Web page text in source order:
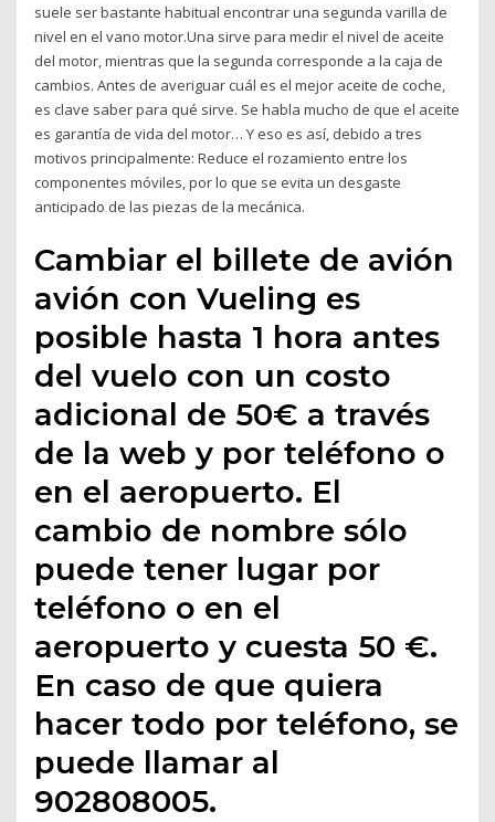
suele ser bastante habitual encontrar una segunda varilla de
nivel en el vano motor.Una sirve para medir el nivel de aceite
del motor, mientras que la segunda corresponde a la caja de
cambios. Antes de averiguar cuál es el mejor aceite de coche,
es clave saber para qué sirve. Se habla mucho de que el aceite
es garantía de vida del motor… Y eso es así, debido a tres
motivos principalmente: Reduce el rozamiento entre los
componentes móviles, por lo que se evita un desgaste
anticipado de las piezas de la mecánica.
Cambiar el billete de avión
avión con Vueling es
posible hasta 1 hora antes
del vuelo con un costo
adicional de 50€ a través
de la web y por teléfono o
en el aeropuerto. El
cambio de nombre sólo
puede tener lugar por
teléfono o en el
aeropuerto y cuesta 50 €.
En caso de que quiera
hacer todo por teléfono, se
puede llamar al
902808005.